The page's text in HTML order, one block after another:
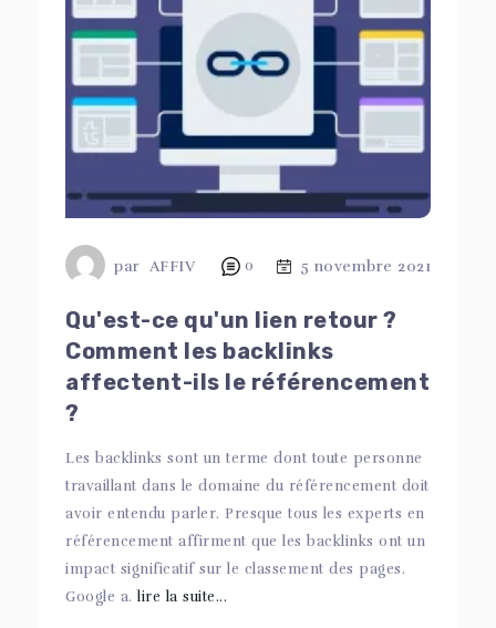
par AFFIV 0 5 novembre 2021
Qu'est-ce qu'un lien retour ?
Comment les backlinks
affectent-ils le référencement
?
Les backlinks sont un terme dont toute personne
travaillant dans le domaine du référencement doit
avoir entendu parler. Presque tous les experts en
référencement affirment que les backlinks ont un
impact significatif sur le classement des pages.
Google a. lire la suite...